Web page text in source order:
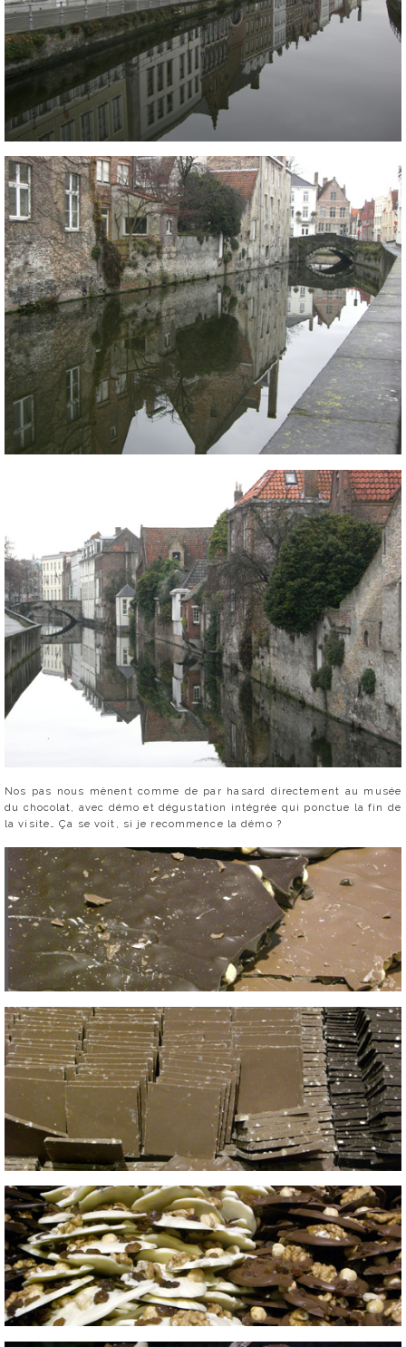
Nos pas nous mènent comme de par hasard directement au musée
du chocolat, avec démo et dégustation intégrée qui ponctue la fin de
la visite… Ça se voit, si je recommence la démo ?